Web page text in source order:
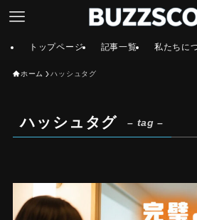
トップページ 記事一覧 私たちに
ホーム ハッシュタグ
ハッシュタグ – tag –